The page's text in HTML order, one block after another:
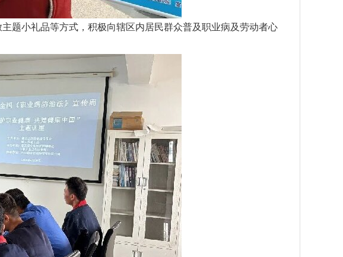
题小礼品等方式，积极向辖区内居民群众普及职业病及劳动者心